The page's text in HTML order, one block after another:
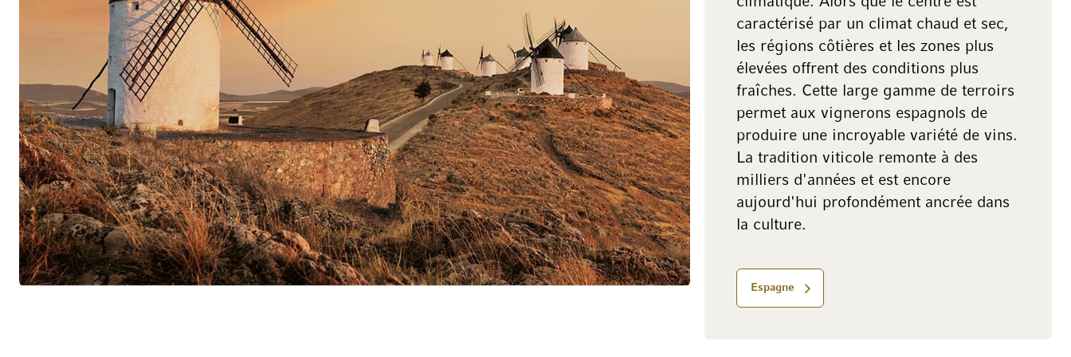
caractérisé par un climat chaud et sec,
les régions côtières et les zones plus
élevées offrent des conditions plus
fraîches. Cette large gamme de terroirs
permet aux vignerons espagnols de
produire une incroyable variété de vins.
La tradition viticole remonte à des
milliers d'années et est encore
aujourd'hui profondément ancrée dans
la culture.
Espagne